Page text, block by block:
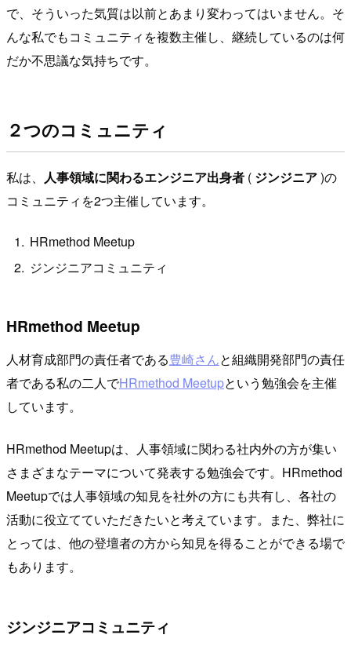
で、そういった気質は以前とあまり変わってはいません。そ
んな私でもコミュニティを複数主催し、継続しているのは何
だか不思議な気持ちです。
２つのコミュニティ
私は、 人事領域に関わるエンジニア出身者 ( ジンジニア)の
コミュニティを2つ主催しています。
HRmethod Meetup
ジンジニアコミュニティ
HRmethod Meetup
人材育成部門の責任者である豊崎さんと組織開発部門の責任
者である私の二人でHRmethod Meetupという勉強会を主催
しています。
HRmethod Meetupは、人事領域に関わる社内外の方が集い
さまざまなテーマについて発表する勉強会です。HRmethod
Meetupでは人事領域の知見を社外の方にも共有し、各社の
活動に役立てていただきたいと考えています。また、弊社に
とっては、他の登壇者の方から知見を得ることができる場で
もあります。
ジンジニアコミュニティ